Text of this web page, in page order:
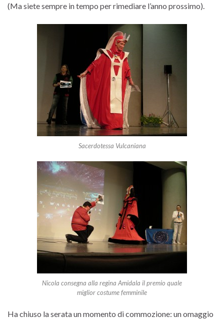
(Ma siete sempre in tempo per rimediare l’anno prossimo).
Sacerdotessa Vulcaniana
Nicola consegna alla regina Amidala il premio quale
miglior costume femminile
Ha chiuso la serata un momento di commozione: un omaggio